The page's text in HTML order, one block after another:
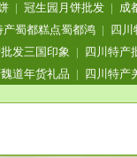
| 冠生园月饼批发 | 成
产蜀都糕点蜀都鸿 | 四川
发三国印象 | 四川特产
道年货礼品 | 四川特产